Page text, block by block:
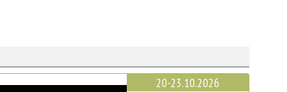
20-23.10.2026